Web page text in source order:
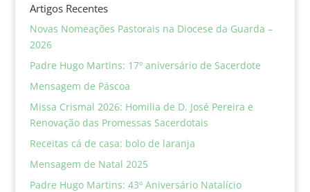
Artigos Recentes
Novas Nomeações Pastorais na Diocese da Guarda –
2026
Padre Hugo Martins: 17º aniversário de Sacerdote
Mensagem de Páscoa
Missa Crismal 2026: Homilia de D. José Pereira e
Renovação das Promessas Sacerdotais
Receitas cá de casa: bolo de laranja
Mensagem de Natal 2025
Padre Hugo Martins: 43º Aniversário Natalício